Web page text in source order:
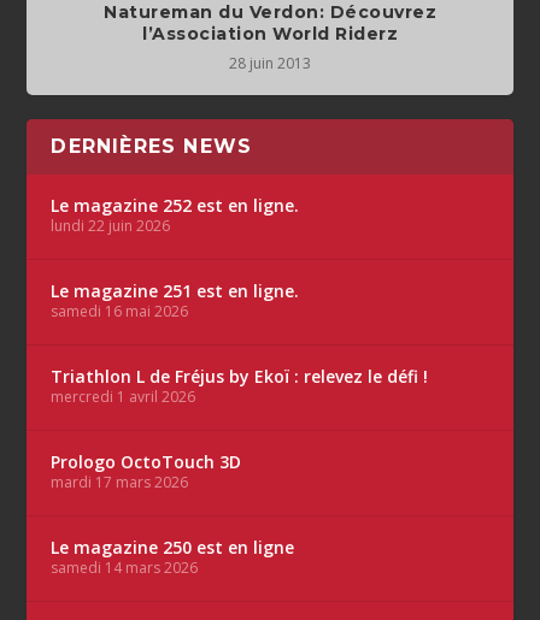
Natureman du Verdon: Découvrez
l’Association World Riderz
28 juin 2013
DERNIÈRES NEWS
Le magazine 252 est en ligne.
lundi 22 juin 2026
Le magazine 251 est en ligne.
samedi 16 mai 2026
Triathlon L de Fréjus by Ekoï : relevez le défi !
mercredi 1 avril 2026
Prologo OctoTouch 3D
mardi 17 mars 2026
Le magazine 250 est en ligne
samedi 14 mars 2026